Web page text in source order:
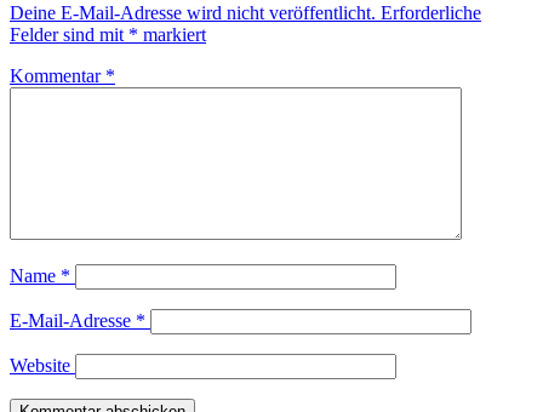
Deine E-Mail-Adresse wird nicht veröffentlicht. Erforderliche
Felder sind mit * markiert
Kommentar *
Name *
E-Mail-Adresse *
Website